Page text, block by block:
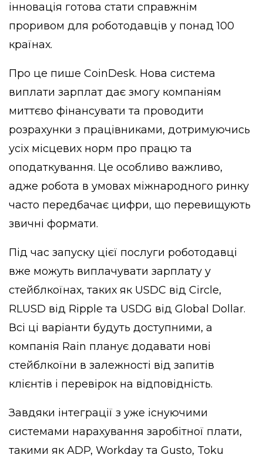
інновація готова стати справжнім
проривом для роботодавців у понад 100
країнах.
Про це пише CoinDesk. Нова система
виплати зарплат дає змогу компаніям
миттєво фінансувати та проводити
розрахунки з працівниками, дотримуючись
усіх місцевих норм про працю та
оподаткування. Це особливо важливо,
адже робота в умовах міжнародного ринку
часто передбачає цифри, що перевищують
звичні формати.
Під час запуску цієї послуги роботодавці
вже можуть виплачувати зарплату у
стейблкоїнах, таких як USDC від Circle,
RLUSD від Ripple та USDG від Global Dollar.
Всі ці варіанти будуть доступними, а
компанія Rain планує додавати нові
стейблкоїни в залежності від запитів
клієнтів і перевірок на відповідність.
Завдяки інтеграції з уже існуючими
системами нарахування заробітної плати,
такими як ADP, Workday та Gusto, Toku